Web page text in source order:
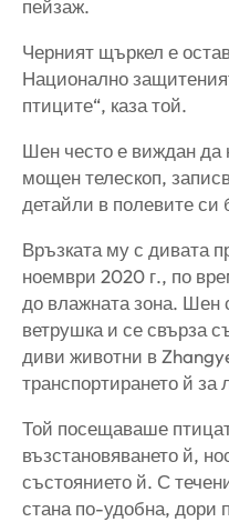
пейзаж.
Черният щъркел е
Национално
птиците“, каза той.
Шен често е виждан да
мощен телескоп,
детайли в полевите си
Връзката му с дивата
ноември 2020 г., по
до влажната зона. Шен
ветрушка и се свърза
диви животни в
транспортирането й за
Той посещаваше
възстановяването й,
състоянието й. С
стана по-удобна, дори